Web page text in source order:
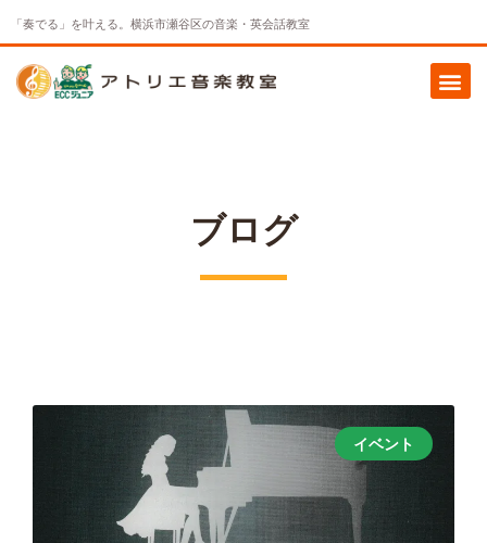
「奏でる」を叶える。横浜市瀬谷区の音楽・英会話教室
ブログ
イベント